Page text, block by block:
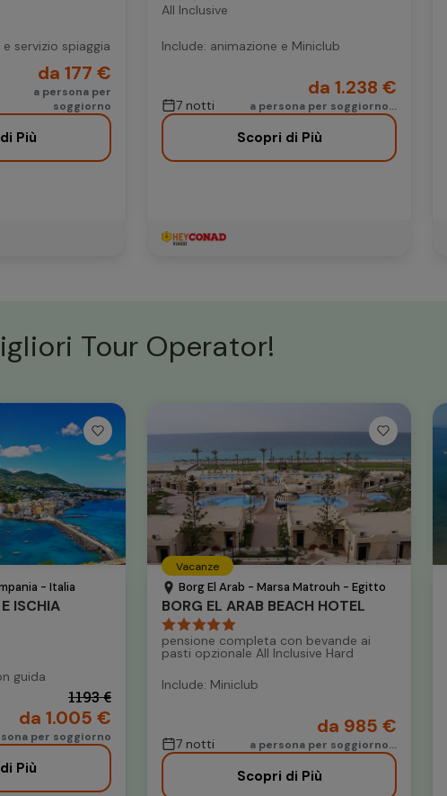
servizio spiaggia
da 177 €
a persona per
soggiorno
Più
All Inclusive
Include: animazione e Miniclub
7 notti
da 1.238 €
a persona per soggiorno...
Scopri di Più
Tour Operator!
- Italia
ISCHIA
guida
1193 €
da 1.005 €
per soggiorno
Più
Vacanze
Borg El Arab - Marsa Matrouh - Egitto
BORG EL ARAB BEACH HOTEL
pensione completa con bevande ai
pasti opzionale All Inclusive Hard
Include: Miniclub
7 notti
da 985 €
a persona per soggiorno...
Scopri di Più